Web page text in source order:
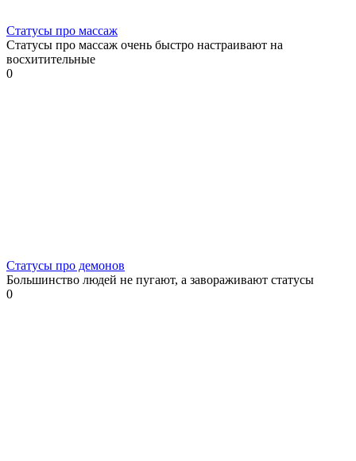
Статусы про массаж
Статусы про массаж очень быстро настраивают на
восхитительные
0
Статусы про демонов
Большинство людей не пугают, а завораживают статусы
0